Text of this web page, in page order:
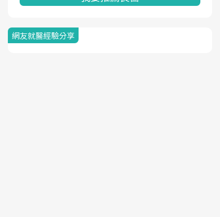
網友就醫經驗分享